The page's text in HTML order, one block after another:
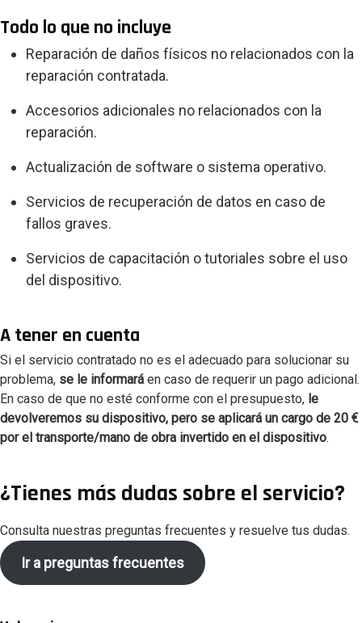
Todo lo que no incluye
Reparación de daños físicos no relacionados con la
reparación contratada.
Accesorios adicionales no relacionados con la
reparación.
Actualización de software o sistema operativo.
Servicios de recuperación de datos en caso de
fallos graves.
Servicios de capacitación o tutoriales sobre el uso
del dispositivo.
A tener en cuenta
Si el servicio contratado no es el adecuado para solucionar su
problema, se le informará en caso de requerir un pago adicional.
En caso de que no esté conforme con el presupuesto, le
devolveremos su dispositivo, pero se aplicará un cargo de 20 €
por el transporte/mano de obra invertido en el dispositivo.
¿Tienes más dudas sobre el servicio?
Consulta nuestras preguntas frecuentes y resuelve tus dudas.
Ir a preguntas frecuentes